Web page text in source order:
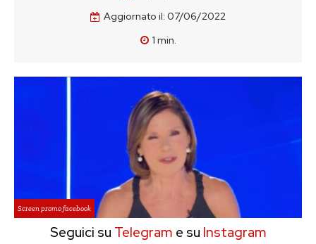
Aggiornato il: 07/06/2022
1 min.
Screen promo facebook
Seguici su Telegram e su Instagram